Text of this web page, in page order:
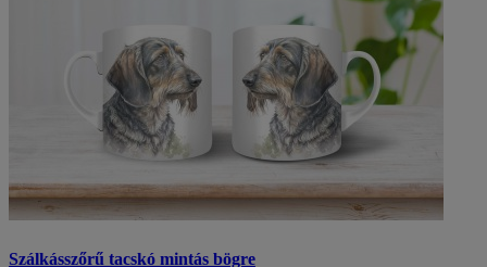
Szálkásszőrű tacskó mintás bögre